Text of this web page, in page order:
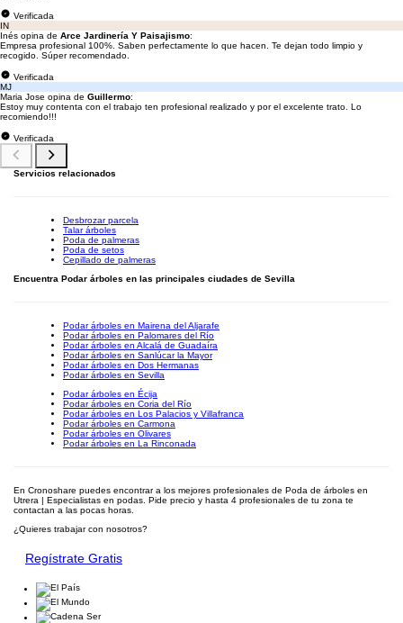
Verificada
IN
Inés opina de Arce Jardinería Y Paisajismo:
Empresa profesional 100%. Saben perfectamente lo que hacen. Te dejan todo limpio y
recogido. Súper recomendado.
Verificada
MJ
Maria Jose opina de Guillermo:
Estoy muy contenta con el trabajo ten profesional realizado y por el excelente trato. Lo
recomiendo!!!
Verificada
Servicios relacionados
Desbrozar parcela
Talar árboles
Poda de palmeras
Poda de setos
Cepillado de palmeras
Encuentra Podar árboles en las principales ciudades de Sevilla
Podar árboles en Mairena del Aljarafe
Podar árboles en Palomares del Río
Podar árboles en Alcalá de Guadaíra
Podar árboles en Sanlúcar la Mayor
Podar árboles en Dos Hermanas
Podar árboles en Sevilla
Podar árboles en Écija
Podar árboles en Coria del Río
Podar árboles en Los Palacios y Villafranca
Podar árboles en Carmona
Podar árboles en Olivares
Podar árboles en La Rinconada
En Cronoshare puedes encontrar a los mejores profesionales de Poda de árboles en
Utrera | Especialistas en podas. Pide precio y hasta 4 profesionales de tu zona te
contactan a las pocas horas.
¿Quieres trabajar con nosotros?
Regístrate Gratis